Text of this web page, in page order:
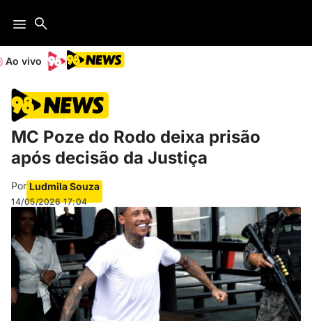
Ao vivo
MC Poze do Rodo deixa prisão
após decisão da Justiça
Por Ludmila Souza
14/05/2026 17:04